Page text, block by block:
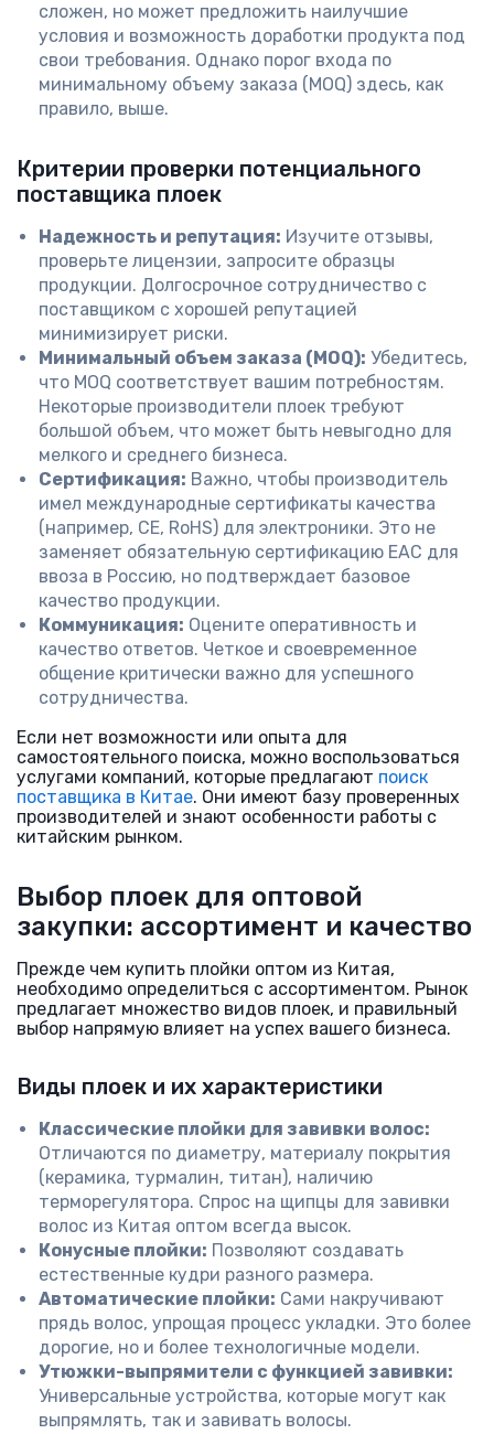
сложен, но может предложить наилучшие
условия и возможность доработки продукта под
свои требования. Однако порог входа по
минимальному объему заказа (MOQ) здесь, как
правило, выше.
Критерии проверки потенциального
поставщика плоек
Надежность и репутация: Изучите отзывы,
проверьте лицензии, запросите образцы
продукции. Долгосрочное сотрудничество с
поставщиком с хорошей репутацией
минимизирует риски.
Минимальный объем заказа (MOQ): Убедитесь,
что MOQ соответствует вашим потребностям.
Некоторые производители плоек требуют
большой объем, что может быть невыгодно для
мелкого и среднего бизнеса.
Сертификация: Важно, чтобы производитель
имел международные сертификаты качества
(например, CE, RoHS) для электроники. Это не
заменяет обязательную сертификацию ЕАС для
ввоза в Россию, но подтверждает базовое
качество продукции.
Коммуникация: Оцените оперативность и
качество ответов. Четкое и своевременное
общение критически важно для успешного
сотрудничества.
Если нет возможности или опыта для
самостоятельного поиска, можно воспользоваться
услугами компаний, которые предлагают поиск
поставщика в Китае. Они имеют базу проверенных
производителей и знают особенности работы с
китайским рынком.
Выбор плоек для оптовой
закупки: ассортимент и качество
Прежде чем купить плойки оптом из Китая,
необходимо определиться с ассортиментом. Рынок
предлагает множество видов плоек, и правильный
выбор напрямую влияет на успех вашего бизнеса.
Виды плоек и их характеристики
Классические плойки для завивки волос:
Отличаются по диаметру, материалу покрытия
(керамика, турмалин, титан), наличию
терморегулятора. Спрос на щипцы для завивки
волос из Китая оптом всегда высок.
Конусные плойки: Позволяют создавать
естественные кудри разного размера.
Автоматические плойки: Сами накручивают
прядь волос, упрощая процесс укладки. Это более
дорогие, но и более технологичные модели.
Утюжки-выпрямители с функцией завивки:
Универсальные устройства, которые могут как
выпрямлять, так и завивать волосы.